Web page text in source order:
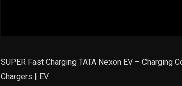
SUPER Fast Charging TATA Nexon EV – Charging
Chargers | EV